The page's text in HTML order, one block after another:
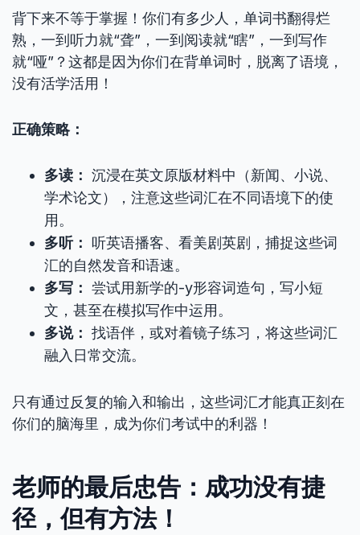
背下来不等于掌握！你们有多少人，单词书翻得烂
熟，一到听力就“聋”，一到阅读就“瞎”，一到写作
就“哑”？这都是因为你们在背单词时，脱离了语境，
没有活学活用！
正确策略：
多读： 沉浸在英文原版材料中（新闻、小说、
学术论文），注意这些词汇在不同语境下的使
用。
多听：
听英语播客、看美剧英剧，捕捉这些词
汇的自然发音和语速。
多写： 尝试用新学的-y形容词造句，写小短
文，甚至在模拟写作中运用。
多说： 找语伴，或对着镜子练习，将这些词汇
融入日常交流。
只有通过反复的输入和输出，这些词汇才能真正刻在
你们的脑海里，成为你们考试中的利器！
老师的最后忠告：成功没有捷
径，但有方法！